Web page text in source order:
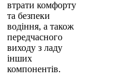
втрати комфорту
та безпеки
водіння, а також
передчасного
виходу з ладу
інших
компонентів.